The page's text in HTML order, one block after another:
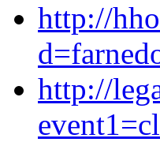
http://
http://